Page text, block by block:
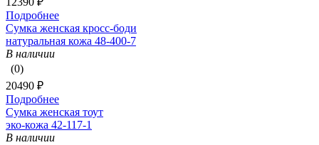
Подробнее
Сумка женская кросс-боди
натуральная кожа 48-400-7
В наличии
(0)
20490 ₽
Подробнее
Сумка женская тоут
эко-кожа 42-117-1
В наличии